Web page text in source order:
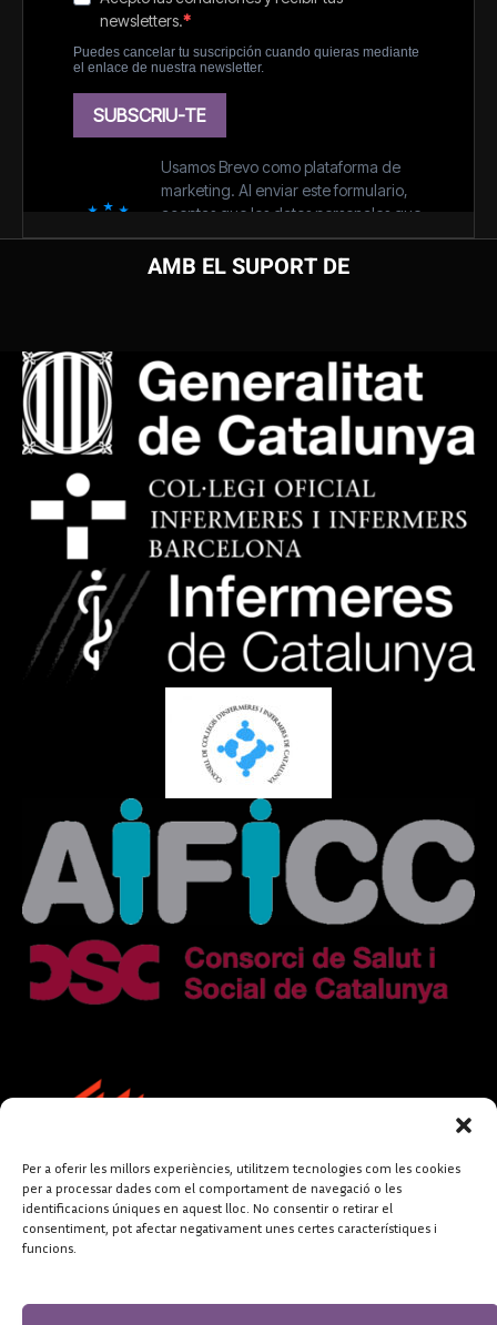
Per a oferir les millors experiències, utilitzem tecnologies com les cookies
per a processar dades com el comportament de navegació o les
identificacions úniques en aquest lloc. No consentir o retirar el
consentiment, pot afectar negativament unes certes característiques i
funcions.
AMB EL SUPORT DE
FUNDACIÓ